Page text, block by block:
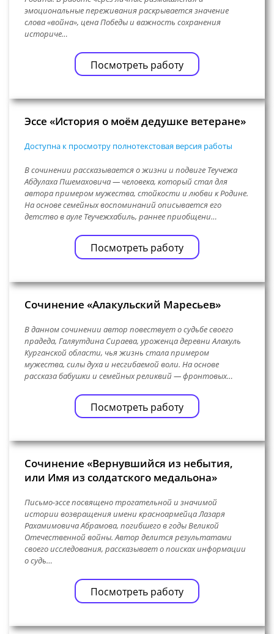
эмоциональные переживания раскрывается значение
слова «война», цена Победы и важность сохранения
историче…
Посмотреть работу
Эссе «История о моём дедушке ветеране»
Доступна к просмотру полнотекстовая версия работы
В сочинении рассказывается о жизни и подвиге Теучежа
Абдулаха Пшемаховича — человека, который стал для
автора примером мужества, стойкости и любви к Родине.
На основе семейных воспоминаний описывается его
детство в ауле Теучежхабиль, раннее приобщени…
Посмотреть работу
Сочинение «Алакульский Маресьев»
В данном сочинении автор повествует о судьбе своего
прадеда, Галяутдина Сираева, уроженца деревни Алакуль
Курганской области, чья жизнь стала примером
мужества, силы духа и несгибаемой воли. На основе
рассказа бабушки и семейных реликвий — фронтовых…
Посмотреть работу
Сочинение «Вернувшийся из небытия,
или Имя из солдатского медальона»
Письмо-эссе посвящено трогательной и значимой
истории возвращения имени красноармейца Лазаря
Рахамимовича Абрамова, погибшего в годы Великой
Отечественной войны. Автор делится результатами
своего исследования, рассказывает о поисках информации
о судь…
Посмотреть работу